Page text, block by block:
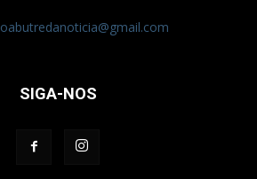
oabutredanoticia@gmail.com
SIGA-NOS